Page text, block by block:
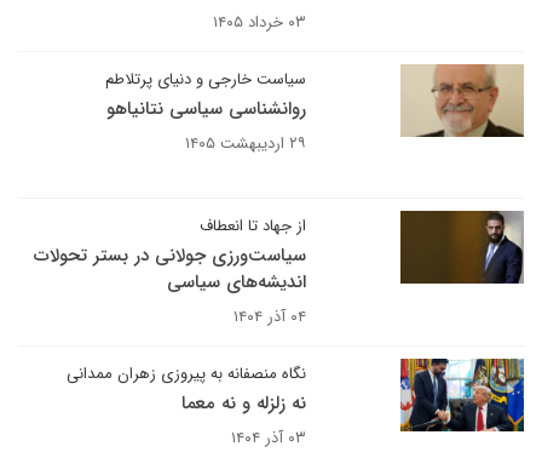
۰۳ خرداد ۱۴۰۵
سیاست خارجی و دنیای پرتلاطم
روانشناسی سیاسی نتانیاهو
۲۹ اردیبهشت ۱۴۰۵
از جهاد تا انعطاف
سیاست‌ورزی جولانی در بستر تحولات
اندیشه‌های سیاسی
۰۴ آذر ۱۴۰۴
نگاه منصفانه به پیروزی زهران ممدانی
نه زلزله و نه معما
۰۳ آذر ۱۴۰۴